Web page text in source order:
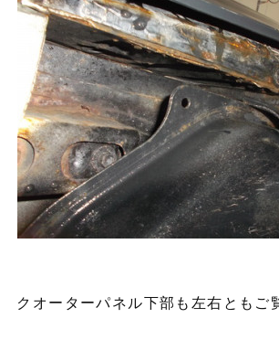
クオーターパネル下部も左右ともご